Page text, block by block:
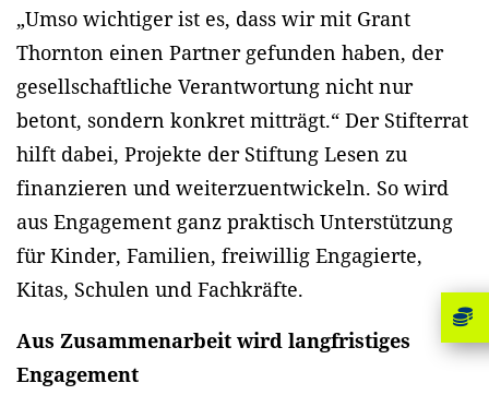
„Umso wichtiger ist es, dass wir mit Grant
Thornton einen Partner gefunden haben, der
gesellschaftliche Verantwortung nicht nur
betont, sondern konkret mitträgt.“ Der Stifterrat
hilft dabei, Projekte der Stiftung Lesen zu
finanzieren und weiterzuentwickeln. So wird
aus Engagement ganz praktisch Unterstützung
für Kinder, Familien, freiwillig Engagierte,
Kitas, Schulen und Fachkräfte.
Aus Zusammenarbeit wird langfristiges
Engagement